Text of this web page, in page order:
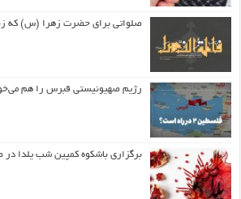
صلواتی برای حضرت زهرا (س) که
رژیم صهیونیستی قبرس را هم
برگزاری باشکوه کمپین شب یلدا